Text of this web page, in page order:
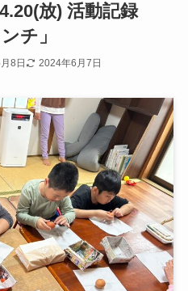
放) 活動記録
チ」
8日 2024年6月7日